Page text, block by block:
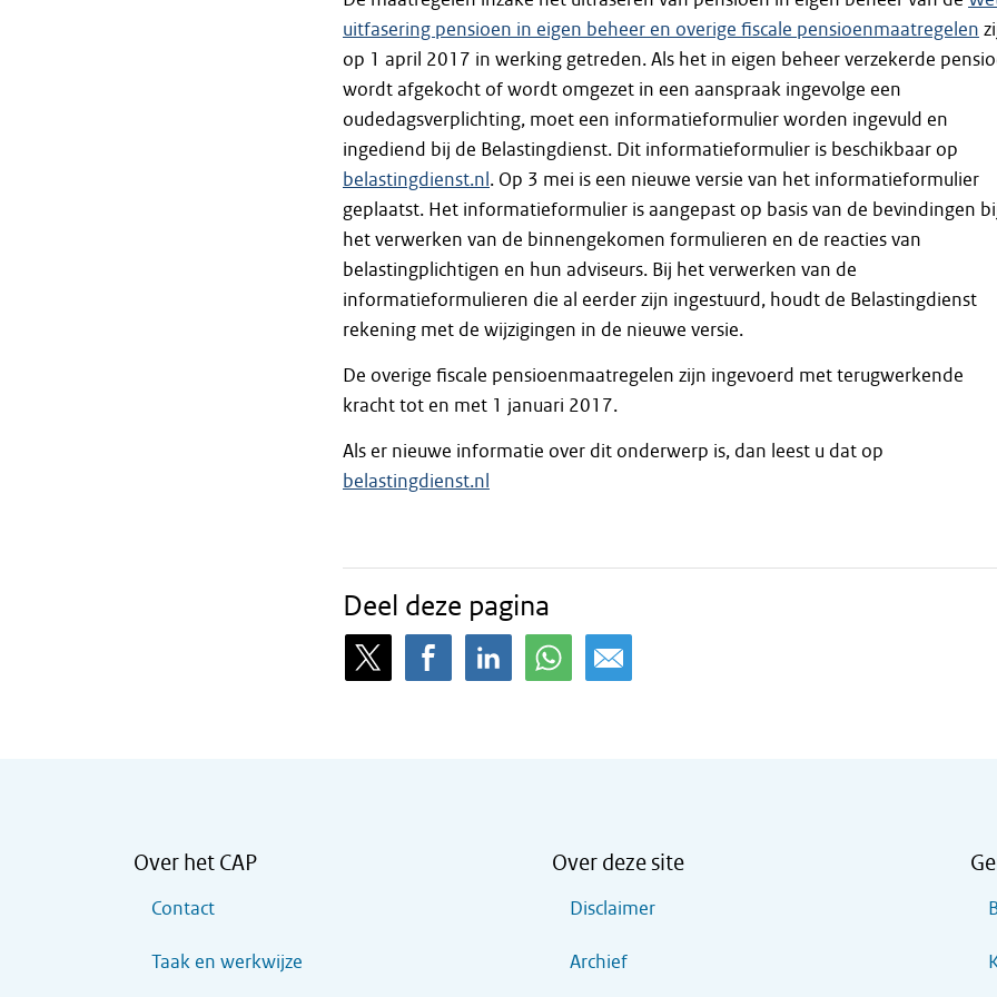
uitfasering pensioen in eigen beheer en overige fiscale pensioenmaatregelen
op 1 april 2017 in werking getreden. Als het in eigen beheer verzekerde
wordt afgekocht of wordt omgezet in een aanspraak ingevolge een
oudedagsverplichting, moet een informatieformulier worden ingevuld en
ingediend bij de Belastingdienst. Dit informatieformulier is beschikbaar op
belastingdienst.nl . Op 3 mei is een nieuwe versie van het informatieformulier
geplaatst. Het informatieformulier is aangepast op basis van de bevindingen
het verwerken van de binnengekomen formulieren en de reacties van
belastingplichtigen en hun adviseurs. Bij het verwerken van de
informatieformulieren die al eerder zijn ingestuurd, houdt de Belastingdienst
rekening met de wijzigingen in de nieuwe versie.
De overige fiscale pensioenmaatregelen zijn ingevoerd met terugwerkende
kracht tot en met 1 januari 2017.
Als er nieuwe informatie over dit onderwerp is, dan leest u dat op
belastingdienst.nl
Deel deze pagina
Over het CAP
Contact
Taak en werkwijze
Over deze site
Disclaimer
Archief